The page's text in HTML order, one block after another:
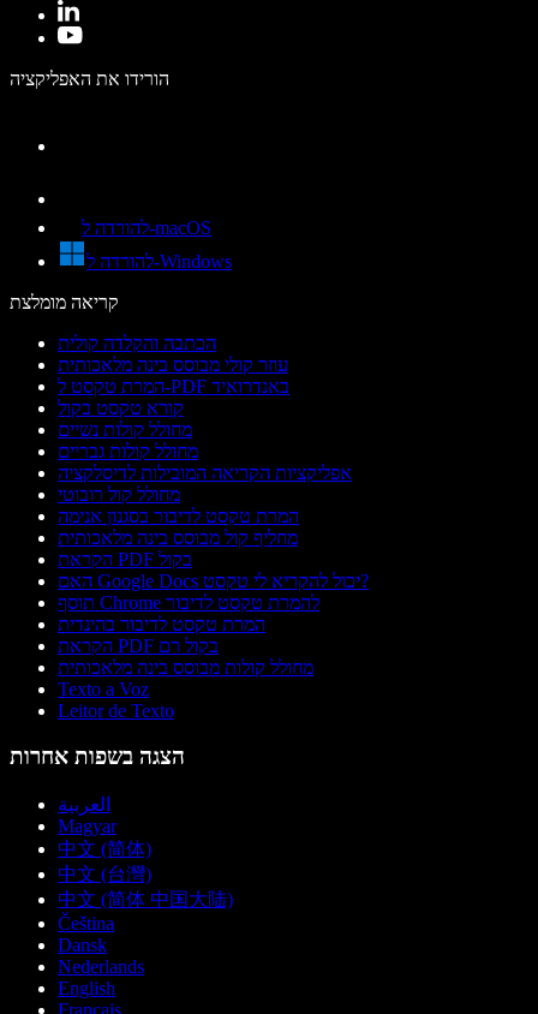
הורידו את האפליקציה
להורדה ל-macOS
להורדה ל-Windows
קריאה מומלצת
הכתבה והקלדה קולית
עוזר קולי מבוסס בינה מלאכותית
המרת טקסט ל-PDF באנדרואיד
קורא טקסט בקול
מחולל קולות נשיים
מחולל קולות גבריים
אפליקציות הקריאה המובילות לדיסלקציה
מחולל קול רובוטי
המרת טקסט לדיבור בסגנון אנימה
מחליף קול מבוסס בינה מלאכותית
הקראת PDF בקול
האם Google Docs יכול להקריא לי טקסט?
תוסף Chrome להמרת טקסט לדיבור
המרת טקסט לדיבור בהינדית
הקראת PDF בקול רם
מחולל קולות מבוסס בינה מלאכותית
Texto a Voz
Leitor de Texto
הצגה בשפות אחרות
العربية
Magyar
中文 (简体)
中文 (台灣)
中文 (简体 中国大陆)
Čeština
Dansk
Nederlands
English
Français